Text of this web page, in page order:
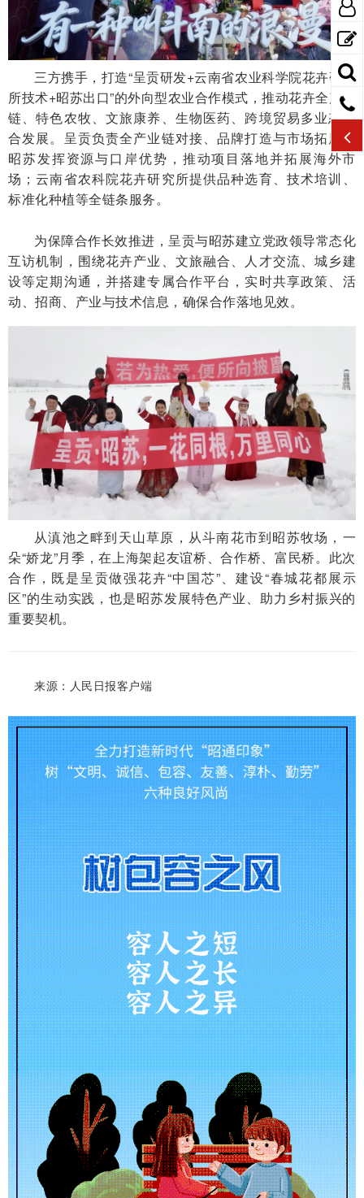
三方携手，打造“呈贡研发+云南省农业科学院花卉研究
所技术+昭苏出口”的外向型农业合作模式，推动花卉全产业
链、特色农牧、文旅康养、生物医药、跨境贸易多业态融
合发展。呈贡负责全产业链对接、品牌打造与市场拓展；
昭苏发挥资源与口岸优势，推动项目落地并拓展海外市
场；云南省农科院花卉研究所提供品种选育、技术培训、
标准化种植等全链条服务。
为保障合作长效推进，呈贡与昭苏建立党政领导常态化
互访机制，围绕花卉产业、文旅融合、人才交流、城乡建
设等定期沟通，并搭建专属合作平台，实时共享政策、活
动、招商、产业与技术信息，确保合作落地见效。
从滇池之畔到天山草原，从斗南花市到昭苏牧场，一
朵“娇龙”月季，在上海架起友谊桥、合作桥、富民桥。此次
合作，既是呈贡做强花卉“中国芯”、建设“春城花都展示
区”的生动实践，也是昭苏发展特色产业、助力乡村振兴的
重要契机。
来源：人民日报客户端